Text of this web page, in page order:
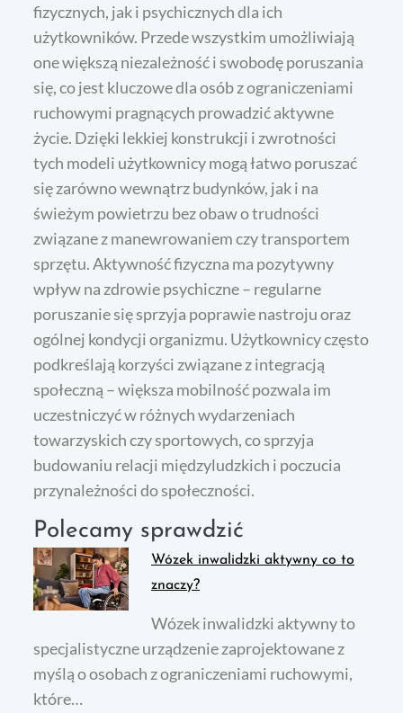
fizycznych, jak i psychicznych dla ich
użytkowników. Przede wszystkim umożliwiają
one większą niezależność i swobodę poruszania
się, co jest kluczowe dla osób z ograniczeniami
ruchowymi pragnących prowadzić aktywne
życie. Dzięki lekkiej konstrukcji i zwrotności
tych modeli użytkownicy mogą łatwo poruszać
się zarówno wewnątrz budynków, jak i na
świeżym powietrzu bez obaw o trudności
związane z manewrowaniem czy transportem
sprzętu. Aktywność fizyczna ma pozytywny
wpływ na zdrowie psychiczne – regularne
poruszanie się sprzyja poprawie nastroju oraz
ogólnej kondycji organizmu. Użytkownicy często
podkreślają korzyści związane z integracją
społeczną – większa mobilność pozwala im
uczestniczyć w różnych wydarzeniach
towarzyskich czy sportowych, co sprzyja
budowaniu relacji międzyludzkich i poczucia
przynależności do społeczności.
Polecamy sprawdzić
Wózek inwalidzki aktywny co to
znaczy?
Wózek inwalidzki aktywny to
specjalistyczne urządzenie zaprojektowane z
myślą o osobach z ograniczeniami ruchowymi,
które…